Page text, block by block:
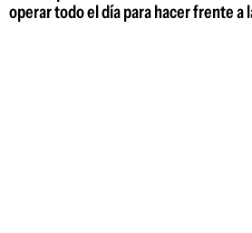
operar todo el día para hacer frente